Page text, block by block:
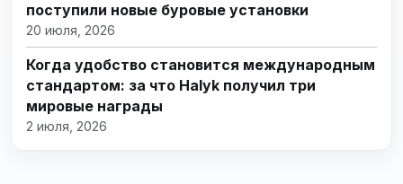
поступили новые буровые установки
20 июля, 2026
Когда удобство становится международным
стандартом: за что Halyk получил три
мировые награды
2 июля, 2026